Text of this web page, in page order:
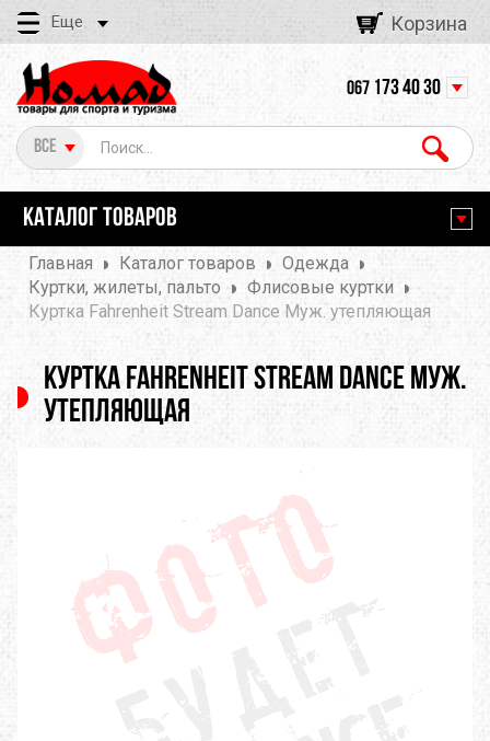
Еще Корзина
Все
067 173 40 30
КАТАЛОГ ТОВАРОВ
Главная Каталог товаров
Одежда
Куртки, жилеты, пальто
Флисовые куртки
Куртка Fahrenheit Stream Dance Муж. утепляющая
Куртка Fahrenheit Stream Dance Муж.
утепляющая